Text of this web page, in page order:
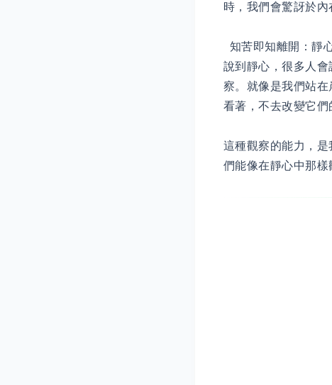
時，我們會驚訝於
知苦即知離開：靜
說到靜心，很多人
察。就像是我們站
看著，不去改變它們
這種觀察的能力，
們能像在靜心中那樣